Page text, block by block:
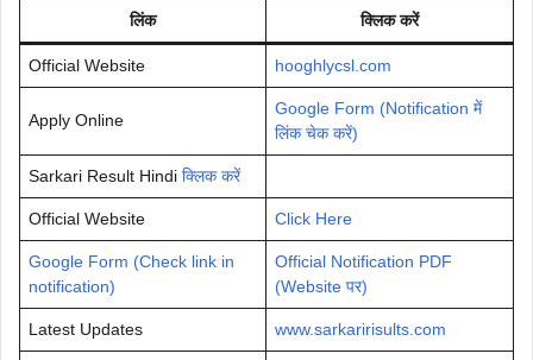
लिंक क्लिक करें
Official Website hooghlycsl.com
Apply Online
Google Form (Notification में
लिंक चेक करें)
Sarkari Result Hindi क्लिक करें
Official Website Click Here
Google Form (Check link in
notification)
Official Notification PDF
(Website पर)
Latest Updates www.sarkaririsults.com